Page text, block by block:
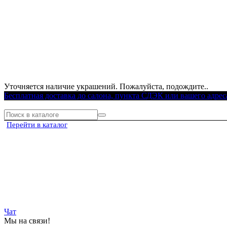
Уточняется наличие украшений. Пожалуйста, подождите..
Бесплатная доставка до салона, пункта СДЭК или вашего
Перейти в каталог
Чат
Мы на связи!